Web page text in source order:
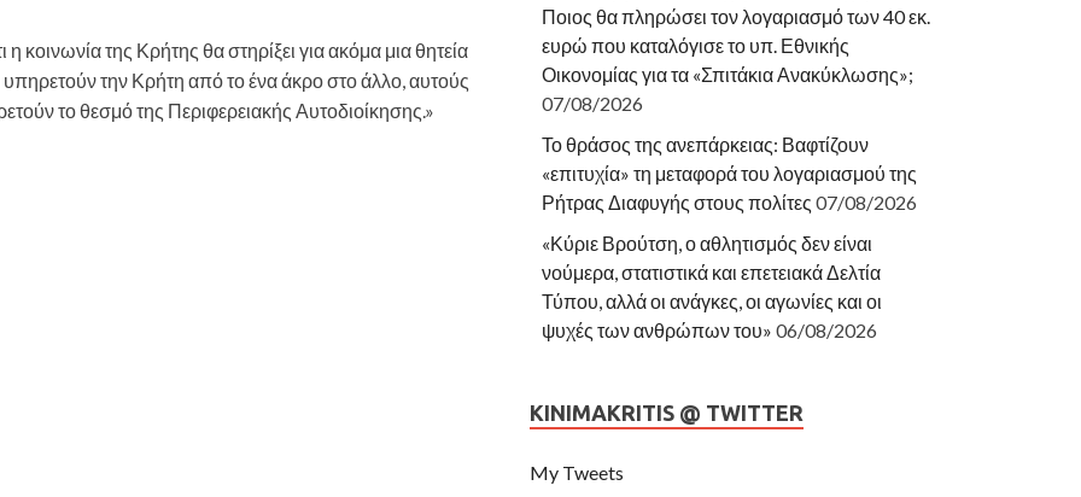
κοινωνία της Κρήτης θα στηρίξει για ακόμα μια θητεία
την Κρήτη από το ένα άκρο στο άλλο, αυτούς
το θεσμό της Περιφερειακής Αυτοδιοίκησης.»
Ποιος θα πληρώσει τον λογαριασμό των 40 εκ.
ευρώ που καταλόγισε το υπ. Εθνικής
Οικονομίας για τα «Σπιτάκια Ανακύκλωσης»;
07/08/2026
Το θράσος της ανεπάρκειας: Βαφτίζουν
«επιτυχία» τη μεταφορά του λογαριασμού της
Ρήτρας Διαφυγής στους πολίτες 07/08/2026
«Κύριε Βρούτση, ο αθλητισμός δεν είναι
νούμερα, στατιστικά και επετειακά Δελτία
Τύπου, αλλά οι ανάγκες, οι αγωνίες και οι
ψυχές των ανθρώπων του» 06/08/2026
KINIMAKRITIS @ TWITTER
My Tweets